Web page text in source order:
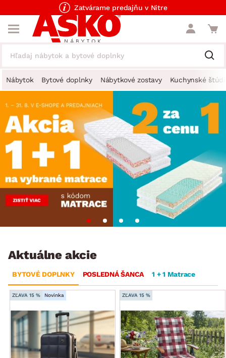
Zatvárame predajňu v Nitre
Nábytok Bytové doplnky Nábytkové zostavy Kuchynské
Aktuálne akcie
BYTOVÉ DOPLNKY POSLEDNÁ ŠANCA 1 + 1 Matrace
ZĽAVA 15 % Novinka ZĽAVA 15 %